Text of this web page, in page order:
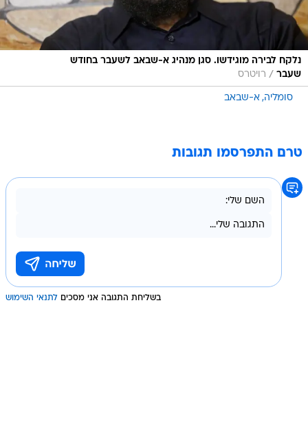
נלקח לבירה מוגידשו. סגן מנהיג א-שבאב לשעבר בחודש
שעבר / רויטרס
סומליה א-שבאב
טרם התפרסמו תגובות
בשליחת התגובה אני מסכים לתנאי השימוש